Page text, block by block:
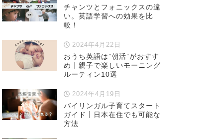
チャンツとフォニックスの違
い。英語学習への効果を比
較！
2024年4月22日
おうち英語は”朝活”がおすす
め┃親子で楽しいモーニング
ルーティン10選
2024年4月19日
バイリンガル子育てスタート
ガイド┃日本在住でも可能な
方法